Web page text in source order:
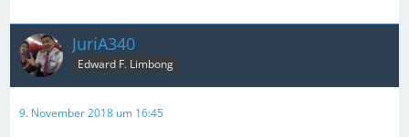
JuriA340
Edward F. Limbong
9. November 2018 um 16:45